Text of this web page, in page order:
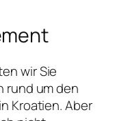
wir Sie
rund um den
Kroatien. Aber